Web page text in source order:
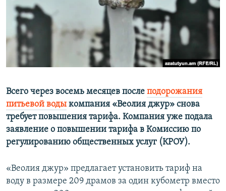
АРХИВ
Հայերեն
English
Русский
Все сайты Радио Азатутюн
Всего через восемь месяцев после подорожания
питьевой воды компания «Веолия джур» снова
требует повышения тарифа. Компания уже подала
заявление о повышении тарифа в Комиссию по
регулированию общественных услуг (КРОУ).
«Веолия джур» предлагает установить тариф на
воду в размере 209 драмов за один кубометр вместо